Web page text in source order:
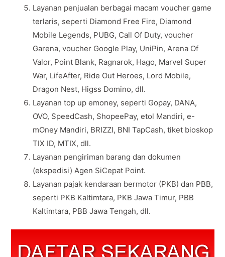
Layanan penjualan berbagai macam voucher game
terlaris, seperti Diamond Free Fire, Diamond
Mobile Legends, PUBG, Call Of Duty, voucher
Garena, voucher Google Play, UniPin, Arena Of
Valor, Point Blank, Ragnarok, Hago, Marvel Super
War, LifeAfter, Ride Out Heroes, Lord Mobile,
Dragon Nest, Higss Domino, dll.
Layanan top up emoney, seperti Gopay, DANA,
OVO, SpeedCash, ShopeePay, etol Mandiri, e-
mOney Mandiri, BRIZZI, BNI TapCash, tiket bioskop
TIX ID, MTIX, dll.
Layanan pengiriman barang dan dokumen
(ekspedisi) Agen SiCepat Point.
Layanan pajak kendaraan bermotor (PKB) dan PBB,
seperti PKB Kaltimtara, PKB Jawa Timur, PBB
Kaltimtara, PBB Jawa Tengah, dll.